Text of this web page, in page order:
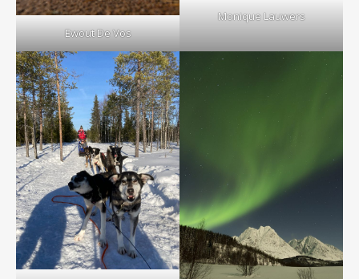
Ewout De Vos
Monique Lauwers